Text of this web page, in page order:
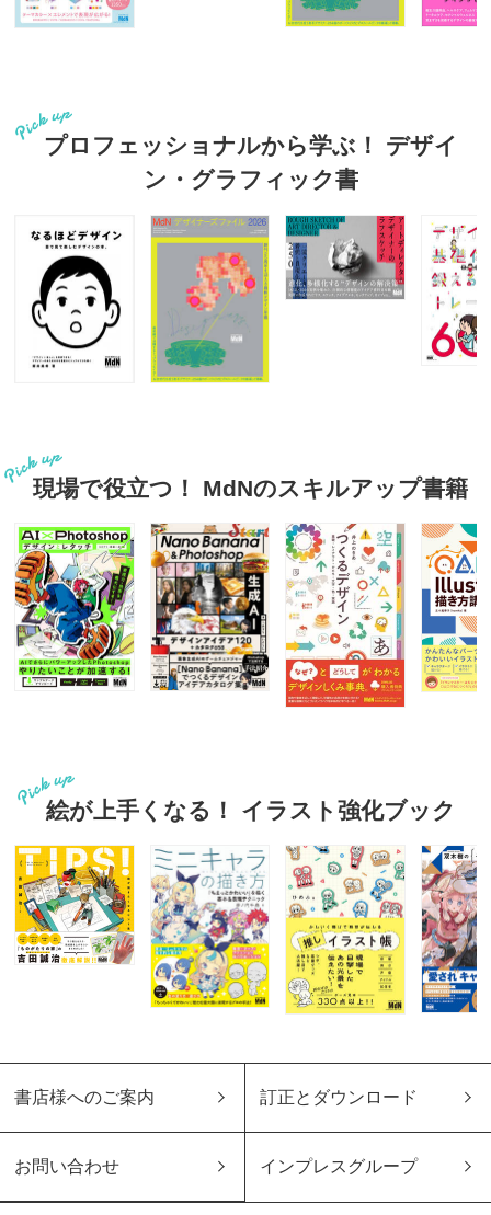
プロフェッショナルから学ぶ！ デザイ
ン・グラフィック書
現場で役立つ！ MdNのスキルアップ書籍
絵が上手くなる！ イラスト強化ブック
書店様へのご案内 訂正とダウンロード
お問い合わせ インプレスグループ